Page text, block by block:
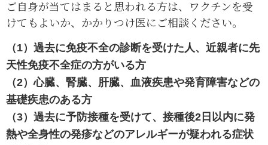
ご自身が当てはまると思われる方は、ワクチンを受
けてもよいか、かかりつけ医にご相談ください。
（1）過去に免疫不全の診断を受けた人、近親者に先
天性免疫不全症の方がいる方
（2）心臓、腎臓、肝臓、血液疾患や発育障害などの
基礎疾患のある方
（3）過去に予防接種を受けて、接種後2日以内に発
熱や全身性の発疹などのアレルギーが疑われる症状